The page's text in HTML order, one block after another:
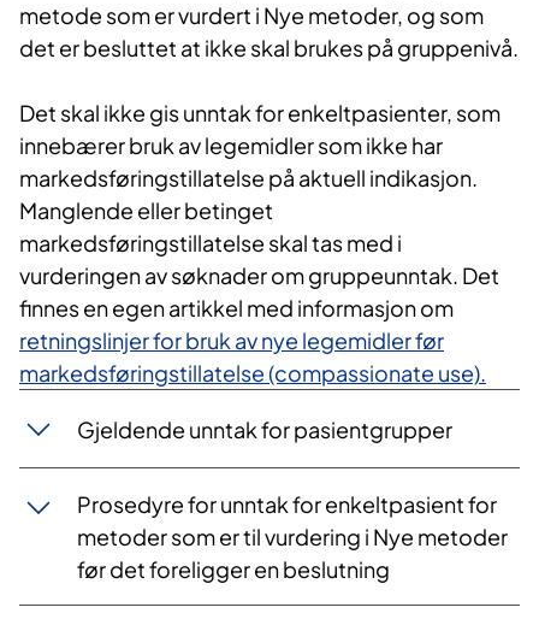
metode som er vurdert i Nye metoder, og som
det er besluttet at ikke skal brukes på gruppenivå.
Det skal ikke gis unntak for enkeltpasienter, som
innebærer bruk av legemidler som ikke har
markedsføringstillatelse på aktuell indikasjon.
Manglende eller betinget
markedsføringstillatelse skal tas med i
vurderingen av søknader om gruppeunntak. Det
finnes en egen artikkel med informasjon om
retningslinjer for bruk av nye legemidler før
markedsføringstillatelse (compassionate use).
​Gjeldende unntak for pasientgrupper
​Prosedyre for unntak for enkeltpasient for
metoder som er til vurdering i Nye metoder
før det foreligger en beslutning